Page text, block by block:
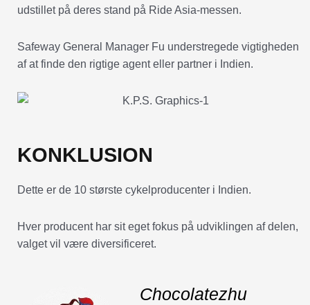
udstillet på deres stand på Ride Asia-messen.
Safeway General Manager Fu understregede vigtigheden
af at finde den rigtige agent eller partner i Indien.
KONKLUSION
Dette er de 10 største cykelproducenter i Indien.
Hver producent har sit eget fokus på udviklingen af delen,
valget vil være diversificeret.
Chocolatezhu